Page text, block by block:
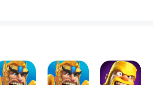
多乐团队专门打造的升级，为手机
界面可爱画风，3D游戏音效
，有对子、拖拉机，倍数翻起来